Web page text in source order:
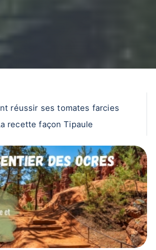
réussir ses tomates farcies
recette façon Tipaule